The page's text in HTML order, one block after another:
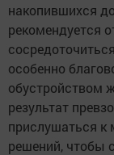
накопившихся
рекомендуется
особенно
обустройством
результат
прислушаться к
решений, чтобы